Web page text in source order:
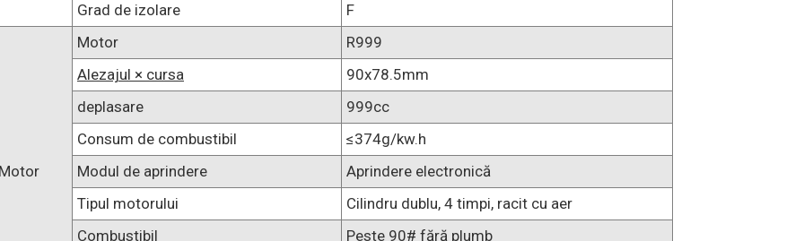
Grad de izolare
F
Motor
Motor
R999
Alezajul × cursa
90x78.5mm
deplasare
999cc
Consum de combustibil
≤374g/kw.h
Modul de aprindere
Aprindere electronică
Tipul motorului
Cilindru dublu, 4 timpi, racit cu aer
Combustibil
Peste 90# fără plumb